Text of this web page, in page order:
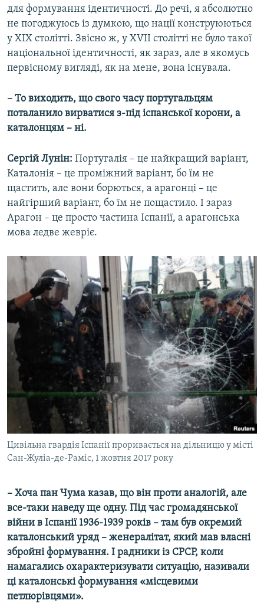
для формування ідентичності. До речі, я абсолютно
не погоджуюсь із думкою, що нації конструюються
у ХІХ столітті. Звісно ж, у XVII столітті не було такої
національної ідентичності, як зараз, але в якомусь
первісному вигляді, як на мене, вона існувала.
– То виходить, що свого часу португальцям
поталанило вирватися з-під іспанської корони, а
каталонцям – ні.
Сергій Лунін: Португалія – це найкращий варіант,
Каталонія – це проміжний варіант, бо їм не
щастить, але вони борються, а арагонці – це
найгірший варіант, бо їм не пощастило. І зараз
Арагон – це просто частина Іспанії, а арагонська
мова ледве жевріє.
Цивільна гвардія Іспанії проривається на дільницю у місті
Сан-Жуліа-де-Раміс, 1 жовтня 2017 року
– Хоча пан Чума казав, що він проти аналогій, але
все-таки наведу ще одну. Під час громадянської
війни в Іспанії 1936-1939 років – там був окремий
каталонський уряд – женералітат, який мав власні
збройні формування. І радники із СРСР, коли
намагались охарактеризувати ситуацію, називали
ці каталонські формування «місцевими
петлюрівцями».